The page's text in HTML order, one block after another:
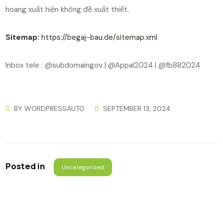
hoang xuất hiện không đề xuất thiết.
Sitemap: https://begaj-bau.de/sitemap.xml
Inbox tele : @subdomaingov | @Appal2024 | @fb882024
BYWORDPRESSAUTO SEPTEMBER 13, 2024
Posted in Uncategorized